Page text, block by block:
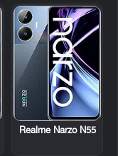
Realme Narzo N55